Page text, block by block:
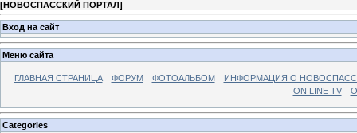
[НОВОСПАССКИЙ ПОРТАЛ]
Вход на сайт
Меню сайта
ГЛАВНАЯ СТРАНИЦА ФОРУМ ФОТОАЛЬБОМ
ИНФОРМАЦИЯ О
ON LINE TV
Categories